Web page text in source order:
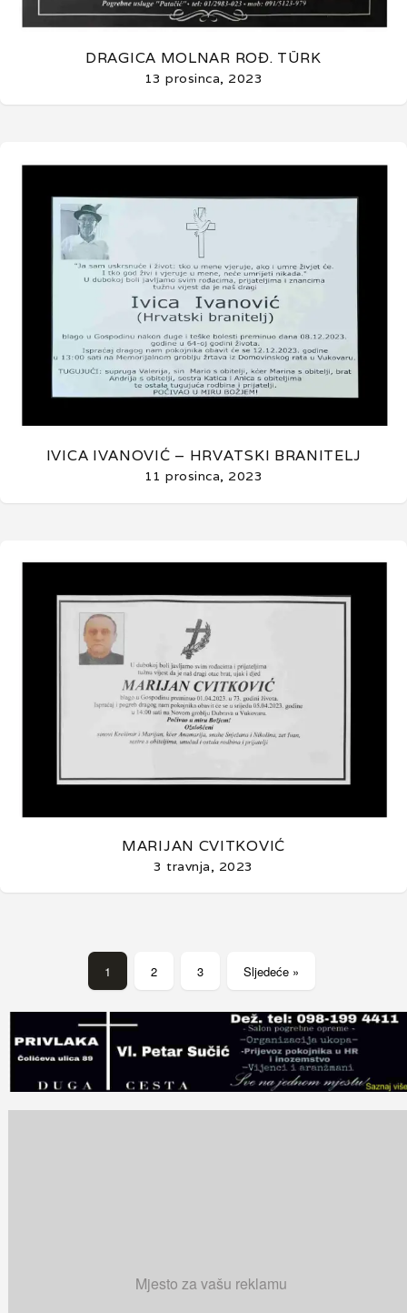
DRAGICA MOLNAR ROĐ. TÜRK
13 prosinca, 2023
IVICA IVANOVIĆ – HRVATSKI BRANITELJ
11 prosinca, 2023
MARIJAN CVITKOVIĆ
3 travnja, 2023
1 2 3 Sljedeće »
Mjesto za vašu reklamu